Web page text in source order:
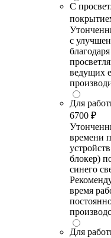
С
с
ведущих
Для
6700 ₽
времени
блокер)
синего
время
Для